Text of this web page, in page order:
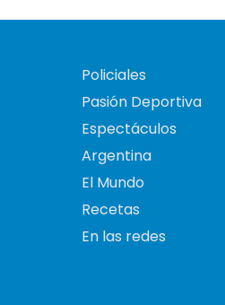
Policiales
Pasión Deportiva
Espectáculos
Argentina
El Mundo
Recetas
En las redes